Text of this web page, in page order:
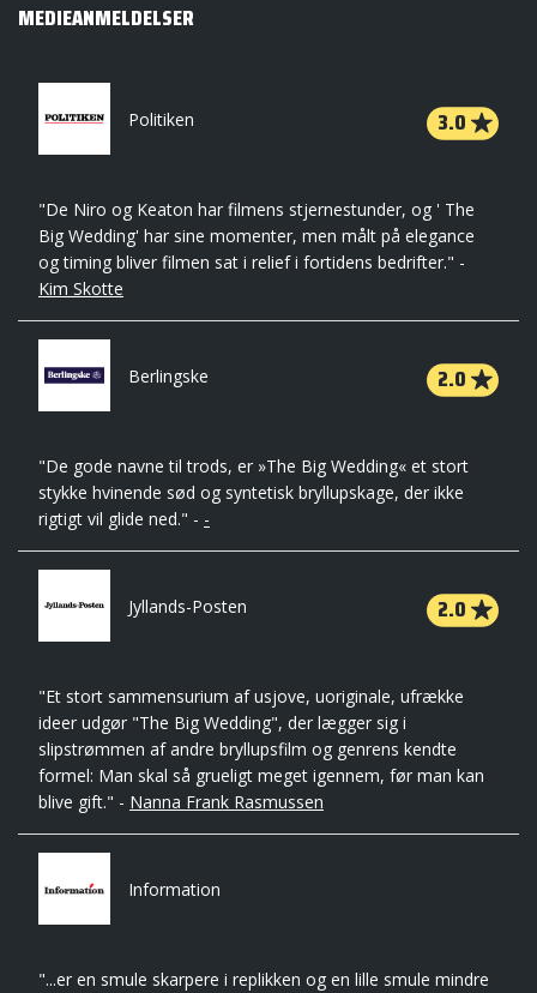
MEDIEANMELDELSER
Politiken 3.0
"De Niro og Keaton har filmens stjernestunder, og ' The
Big Wedding' har sine momenter, men målt på elegance
og timing bliver filmen sat i relief i fortidens bedrifter." -
Kim Skotte
Berlingske 2.0
"De gode navne til trods, er »The Big Wedding« et stort
stykke hvinende sød og syntetisk bryllupskage, der ikke
rigtigt vil glide ned." - -
Jyllands-Posten 2.0
"Et stort sammensurium af usjove, uoriginale, ufrække
ideer udgør "The Big Wedding", der lægger sig i
slipstrømmen af andre bryllupsfilm og genrens kendte
formel: Man skal så grueligt meget igennem, før man kan
blive gift." - Nanna Frank Rasmussen
Information
"...er en smule skarpere i replikken og en lille smule mindre